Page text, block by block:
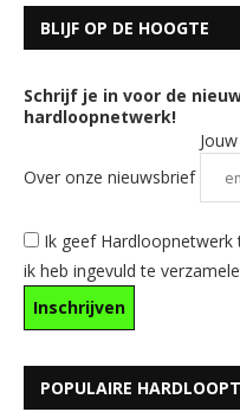
BLIJF OP DE HOOGTE
Schrijf je in voor de
hardloopnetwerk!
Over onze nieuwsbrief
Ik geef
ik heb ingevuld te
POPULAIRE